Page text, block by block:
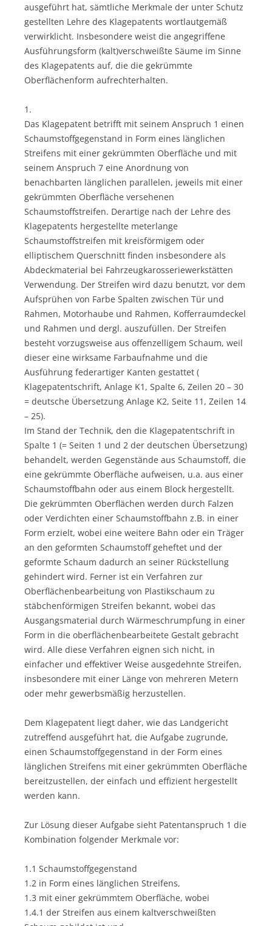
ausgeführt hat, sämtliche Merkmale der unter Schutz
gestellten Lehre des Klagepatents wortlautgemäß
verwirklicht. Insbesondere weist die angegriffene
Ausführungsform (kalt)verschweißte Säume im Sinne
des Klagepatents auf, die die gekrümmte
Oberflächenform aufrechterhalten.
1.
Das Klagepatent betrifft mit seinem Anspruch 1 einen
Schaumstoffgegenstand in Form eines länglichen
Streifens mit einer gekrümmten Oberfläche und mit
seinem Anspruch 7 eine Anordnung von
benachbarten länglichen parallelen, jeweils mit einer
gekrümmten Oberfläche versehenen
Schaumstoffstreifen. Derartige nach der Lehre des
Klagepatents hergestellte meterlange
Schaumstoffstreifen mit kreisförmigem oder
elliptischem Querschnitt finden insbesondere als
Abdeckmaterial bei Fahrzeugkarosseriewerkstätten
Verwendung. Der Streifen wird dazu benutzt, vor dem
Aufsprühen von Farbe Spalten zwischen Tür und
Rahmen, Motorhaube und Rahmen, Kofferraumdeckel
und Rahmen und dergl. auszufüllen. Der Streifen
besteht vorzugsweise aus offenzelligem Schaum, weil
dieser eine wirksame Farbaufnahme und die
Ausführung federartiger Kanten gestattet (
Klagepatentschrift, Anlage K1, Spalte 6, Zeilen 20 – 30
= deutsche Übersetzung Anlage K2, Seite 11, Zeilen 14
– 25).
Im Stand der Technik, den die Klagepatentschrift in
Spalte 1 (= Seiten 1 und 2 der deutschen Übersetzung)
behandelt, werden Gegenstände aus Schaumstoff, die
eine gekrümmte Oberfläche aufweisen, u.a. aus einer
Schaumstoffbahn oder aus einem Block hergestellt.
Die gekrümmten Oberflächen werden durch Falzen
oder Verdichten einer Schaumstoffbahn z.B. in einer
Form erzielt, wobei eine weitere Bahn oder ein Träger
an den geformten Schaumstoff geheftet und der
geformte Schaum dadurch an seiner Rückstellung
gehindert wird. Ferner ist ein Verfahren zur
Oberflächenbearbeitung von Plastikschaum zu
stäbchenförmigen Streifen bekannt, wobei das
Ausgangsmaterial durch Wärmeschrumpfung in einer
Form in die oberflächenbearbeitete Gestalt gebracht
wird. Alle diese Verfahren eignen sich nicht, in
einfacher und effektiver Weise ausgedehnte Streifen,
insbesondere mit einer Länge von mehreren Metern
oder mehr gewerbsmäßig herzustellen.
Dem Klagepatent liegt daher, wie das Landgericht
zutreffend ausgeführt hat, die Aufgabe zugrunde,
einen Schaumstoffgegenstand in der Form eines
länglichen Streifens mit einer gekrümmten Oberfläche
bereitzustellen, der einfach und effizient hergestellt
werden kann.
Zur Lösung dieser Aufgabe sieht Patentanspruch 1 die
Kombination folgender Merkmale vor:
1.1 Schaumstoffgegenstand
1.2 in Form eines länglichen Streifens,
1.3 mit einer gekrümmtem Oberfläche, wobei
1.4.1 der Streifen aus einem kaltverschweißten